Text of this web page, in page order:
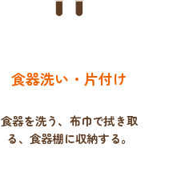
食器洗い・片付け
食器を洗う、布巾で拭き取
る、 食器棚に収納する。